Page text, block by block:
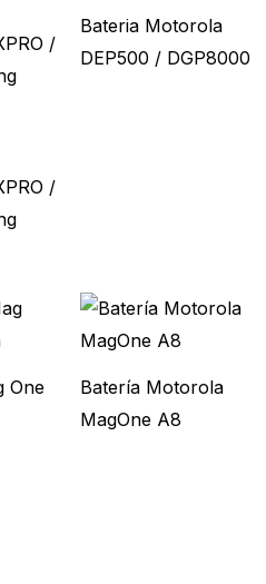
/
Bateria Motorola
DEP500 / DGP8000
One
Batería Motorola
MagOne A8